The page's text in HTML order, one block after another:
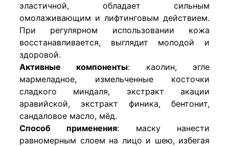
эластичной, обладает сильным
омолаживающим и лифтинговым действием.
При регулярном использовании кожа
восстанавливается, выглядит молодой и
здоровой.
Активные компоненты: каолин, эгле
мармеладное, измельченные косточки
сладкого миндаля, экстракт акации
аравийской, экстракт финика, бентонит,
сандаловое масло, мёд.
Способ применения: маску нанести
равномерным слоем на лицо и шею, избегая